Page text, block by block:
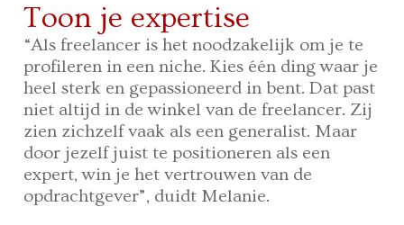
Toon je expertise
“Als freelancer is het noodzakelijk om je te
profileren in een niche. Kies één ding waar je
heel sterk en gepassioneerd in bent. Dat past
niet altijd in de winkel van de freelancer. Zij
zien zichzelf vaak als een generalist. Maar
door jezelf juist te positioneren als een
expert, win je het vertrouwen van de
opdrachtgever”, duidt Melanie.